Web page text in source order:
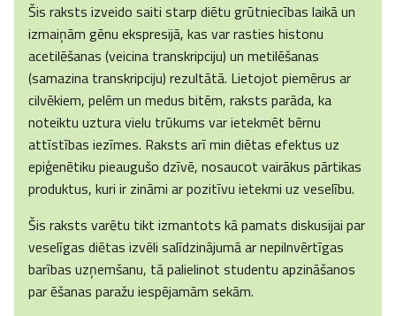
Šis raksts izveido saiti starp diētu grūtniecības laikā un
izmaiņām gēnu ekspresijā, kas var rasties histonu
acetilēšanas (veicina transkripciju) un metilēšanas
(samazina transkripciju) rezultātā. Lietojot piemērus ar
cilvēkiem, pelēm un medus bitēm, raksts parāda, ka
noteiktu uztura vielu trūkums var ietekmēt bērnu
attīstības iezīmes. Raksts arī min diētas efektus uz
epiģenētiku pieaugušo dzīvē, nosaucot vairākus pārtikas
produktus, kuri ir zināmi ar pozitīvu ietekmi uz veselību.
Šis raksts varētu tikt izmantots kā pamats diskusijai par
veselīgas diētas izvēli salīdzinājumā ar nepilnvērtīgas
barības uzņemšanu, tā palielinot studentu apzināšanos
par ēšanas paražu iespējamām sekām.